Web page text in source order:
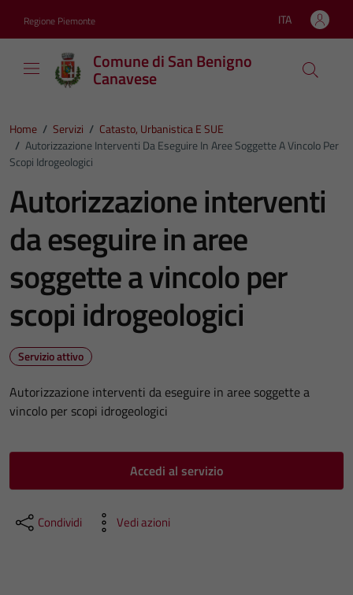
Regione Piemonte Lingua attiva:
ITA
Comune di San Benigno
Canavese
Home / Servizi / Catasto, Urbanistica E SUE
/ Autorizzazione Interventi Da Eseguire In Aree Soggette A Vincolo Per
Scopi Idrogeologici
Autorizzazione interventi
da eseguire in aree
soggette a vincolo per
scopi idrogeologici
Servizio attivo
Autorizzazione interventi da eseguire in aree soggette a
vincolo per scopi idrogeologici
Accedi al servizio
Condividi Vedi azioni